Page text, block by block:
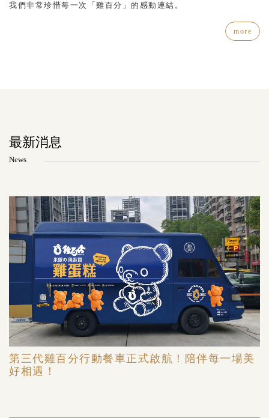
我們非常珍惜每一次「雞百分」的感動連結。
more
最新消息
News
第三代雞百分行動餐車正式啟航！陪伴每一場美
好相遇！